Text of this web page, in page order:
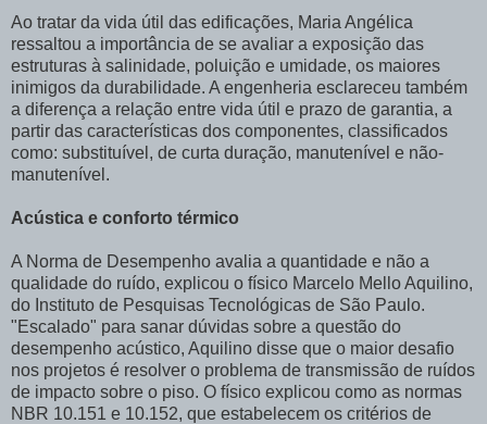
Ao tratar da vida útil das edificações, Maria Angélica
ressaltou a importância de se avaliar a exposição das
estruturas à salinidade, poluição e umidade, os maiores
inimigos da durabilidade. A engenheria esclareceu também
a diferença a relação entre vida útil e prazo de garantia, a
partir das características dos componentes, classificados
como: substituível, de curta duração, manutenível e não-
manutenível.
Acústica e conforto térmico
A Norma de Desempenho avalia a quantidade e não a
qualidade do ruído, explicou o físico Marcelo Mello Aquilino,
do Instituto de Pesquisas Tecnológicas de São Paulo.
"Escalado" para sanar dúvidas sobre a questão do
desempenho acústico, Aquilino disse que o maior desafio
nos projetos é resolver o problema de transmissão de ruídos
de impacto sobre o piso. O físico explicou como as normas
NBR 10.151 e 10.152, que estabelecem os critérios de